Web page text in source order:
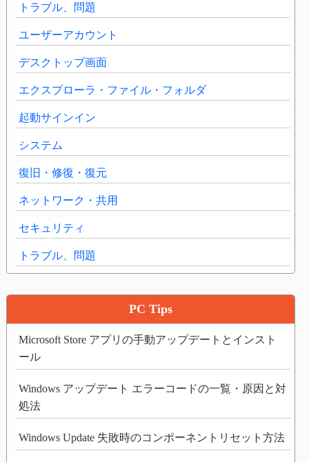
トラブル、問題
ユーザーアカウント
デスクトップ画面
エクスプローラ・ファイル・フォルダ
起動サインイン
システム
復旧・修復・復元
ネットワーク・共用
セキュリティ
トラブル、問題
PC Tips
Microsoft Store アプリの手動アップデートとインスト
ール
Windows アップデート エラーコードの一覧・原因と対
処法
Windows Update 失敗時のコンポーネントリセット方法